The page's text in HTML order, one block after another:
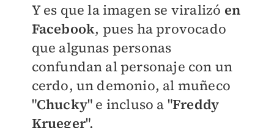
Y es que la imagen se viralizó en
Facebook, pues ha provocado
que algunas personas
confundan al personaje con un
cerdo, un demonio, al muñeco
"Chucky" e incluso a "Freddy
Krueger".